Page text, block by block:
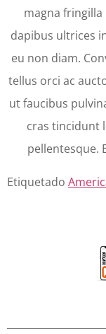
magna
dapibus ultrices
eu non diam.
tellus orci ac
ut faucibus
cras tincidunt
pellentesque.
Etiquetado